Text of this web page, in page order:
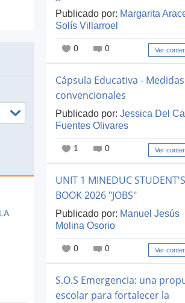
Publicado por: Margarita
Solís Villarroel
0 0 Ver
Cápsula Educativa -
convencionales
Publicado por:Jessica Del
Fuentes Olivares
1 0 Ver
UNIT 1 MINEDUC STUDENT'S
BOOK 2026 "JOBS"
Publicado por: Manuel Jesús
Molina Osorio
0 0 Ver
S.O.S Emergencia: una
escolar para fortalecer la